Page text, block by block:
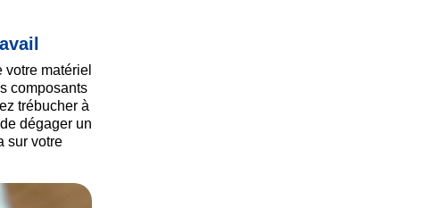
matériel
composants
trébucher à
dégager un
sur votre